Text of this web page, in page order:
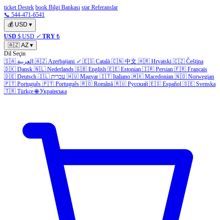
ticket Destek book Bilgi Bankası star Referanslar
📞 544-471-6541
💰 USD ▾
USD $ USD ✓ TRY ₺
🇦🇿 AZ ▾
Dil Seçin
🇸🇦 العربية 🇦🇿 Azerbaijani ✓ 🇪🇸 Català 🇨🇳 中文 🇭🇷 Hrvatski 🇨🇿 Čeština
🇩🇰 Dansk 🇳🇱 Nederlands 🇬🇧 English 🇪🇪 Estonian 🇮🇷 Persian 🇫🇷 Français
🇩🇪 Deutsch 🇮🇱 עברית 🇭🇺 Magyar 🇮🇹 Italiano 🇲🇰 Macedonian 🇳🇴 Norwegian
🇵🇹 Português 🇵🇹 Português 🇷🇴 Română 🇷🇺 Русский 🇪🇸 Español 🇸🇪 Svenska
🇹🇷 Türkçe 🌐 Українська